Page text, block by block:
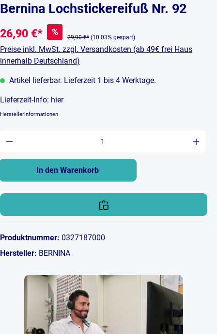
Bernina Lochstickereifuß Nr. 92
26,90 €* %
29,90 €* (10.03% gespart)
Preise inkl. MwSt. zzgl. Versandkosten (ab 49€ frei Haus
innerhalb Deutschland)
Artikel lieferbar. Lieferzeit 1 bis 4 Werktage.
Lieferzeit-Info: hier
Herstellerinformationen
Anzahl: Gib den gewünschten Wert
In den Warenkorb
Produktnummer: 0327187000
Hersteller: BERNINA